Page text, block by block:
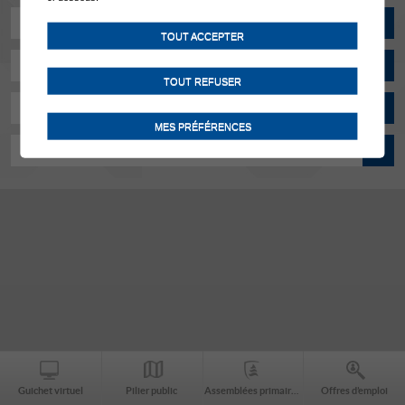
Actualités
Manifestations
Horaires d'ouverture
Guichet virtuel Pilier public Offres d’emploi
TOUT ACCEPTER
TOUT REFUSER
MES PRÉFÉRENCES